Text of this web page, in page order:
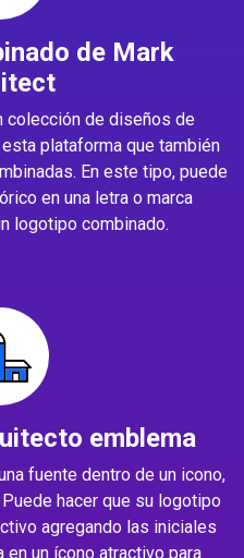
de Mark
colección de diseños de
plataforma que también
En este tipo, puede
en una letra o marca
logotipo combinado.
emblema
fuente dentro de un icono,
hacer que su logotipo
agregando las iniciales
un ícono atractivo para